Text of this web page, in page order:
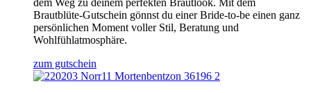
dem Weg zu deinem perfekten Brautlook. Mit dem
Brautblüte-Gutschein gönnst du einer Bride-to-be einen ganz
persönlichen Moment voller Stil, Beratung und
Wohlfühlatmosphäre.
zum gutschein